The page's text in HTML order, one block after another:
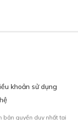
khoản sử dụng
bản quyền duy nhất tại